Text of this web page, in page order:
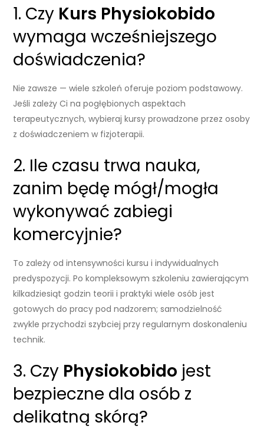
1. Czy Kurs Physiokobido
wymaga wcześniejszego
doświadczenia?
Nie zawsze — wiele szkoleń oferuje poziom podstawowy.
Jeśli zależy Ci na pogłębionych aspektach
terapeutycznych, wybieraj kursy prowadzone przez osoby
z doświadczeniem w fizjoterapii.
2. Ile czasu trwa nauka,
zanim będę mógł/mogła
wykonywać zabiegi
komercyjnie?
To zależy od intensywności kursu i indywidualnych
predyspozycji. Po kompleksowym szkoleniu zawierającym
kilkadziesiąt godzin teorii i praktyki wiele osób jest
gotowych do pracy pod nadzorem; samodzielność
zwykle przychodzi szybciej przy regularnym doskonaleniu
technik.
3. Czy Physiokobido jest
bezpieczne dla osób z
delikatną skórą?